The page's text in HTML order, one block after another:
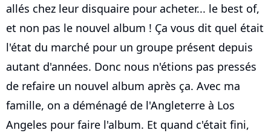
allés chez leur disquaire pour acheter... le best of,
et non pas le nouvel album ! Ça vous dit quel était
l'état du marché pour un groupe présent depuis
autant d'années. Donc nous n'étions pas pressés
de refaire un nouvel album après ça. Avec ma
famille, on a déménagé de l'Angleterre à Los
Angeles pour faire l'album. Et quand c'était fini,